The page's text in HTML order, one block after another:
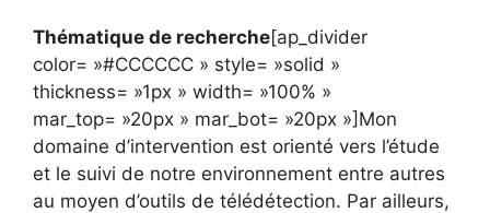
Thématique de recherche[ap_divider
color= »#CCCCCC » style= »solid »
thickness= »1px » width= »100% »
mar_top= »20px » mar_bot= »20px »]Mon
domaine d’intervention est orienté vers l’étude
et le suivi de notre environnement entre autres
au moyen d’outils de télédétection. Par ailleurs,